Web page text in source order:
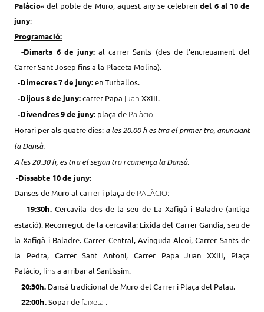
Palàcio« del poble de Muro, aquest any se celebrendel 6 al 10 de
juny:
Programació:
-Dimarts 6 de juny:al carrer Sants (des de l’encreuament del
Carrer Sant Josep fins a la Placeta Molina).
-Dimecres7de juny:en Turballos.
-Dijous8de juny:carrer Papa Juan XXIII.
-Divendres9de juny: plaça de Palàcio.
Horari per als quatre dies: a les 20.00 h es tira el primer tro, anunciant
la Dansà.
A les 20.30 h, es tira el segon tro i comença la Dansà.
-Dissabte 10 de juny:
Danses de Muro al carrer i plaça de PALÀCIO:
19:30h. Cercavila des de la seu de La Xafigà i Baladre (antiga
estació). Recorregut de la cercavila: Eixida del Carrer Gandia, seu de
la Xafigà i Baladre. Carrer Central, Avinguda Alcoi, Carrer Sants de
la Pedra, Carrer Sant Antoni, Carrer PapaJuan XXIII, Plaça
Palàcio,finsa arribar al Santíssim.
20:30h. Dansà tradicional de Muro del Carrer i Plaça del Palau.
22:00h.Sopar defaixeta .